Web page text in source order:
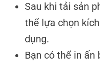
Sau khi tải sản
thể lựa chọn
dụng.
Bạn có thể in ấn